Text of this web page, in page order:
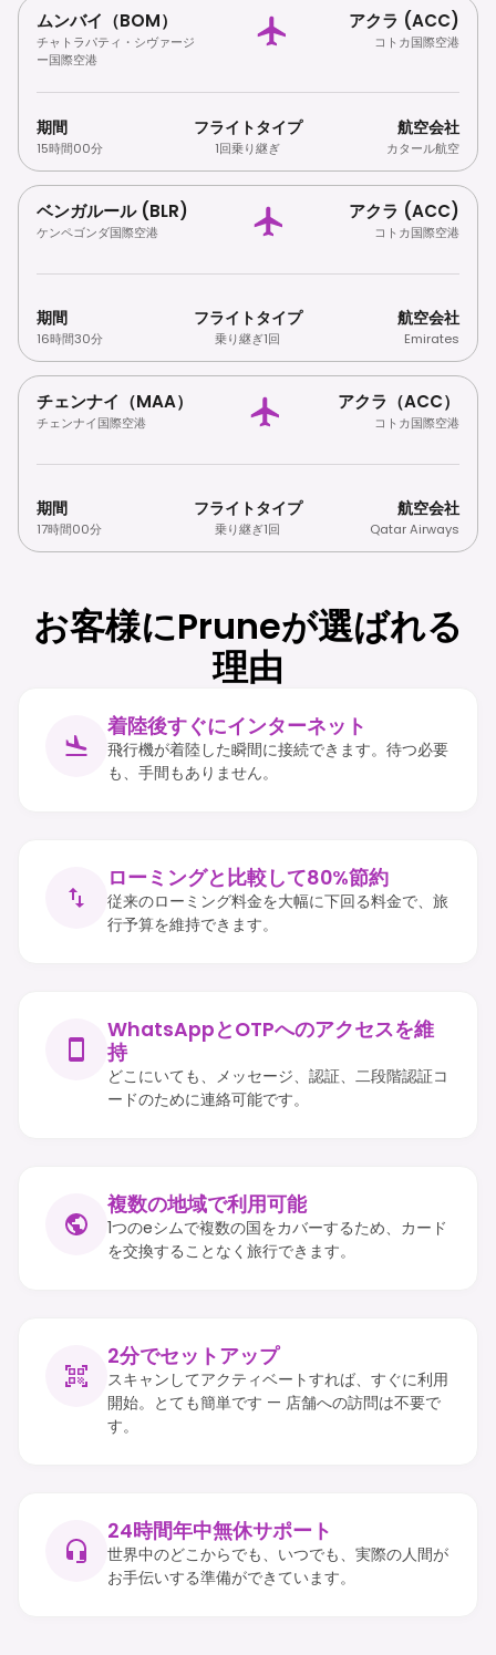
ムンバイ（BOM）
チャトラパティ・シヴァージ
ー国際空港
アクラ (ACC)
コトカ国際空港
期間
15時間00分
フライトタイプ
1回乗り継ぎ
航空会社
カタール航空
ベンガルール (BLR)
ケンペゴンダ国際空港
アクラ (ACC)
コトカ国際空港
期間
16時間30分
フライトタイプ
乗り継ぎ1回
航空会社
Emirates
チェンナイ（MAA）
チェンナイ国際空港
アクラ（ACC）
コトカ国際空港
期間
17時間00分
フライトタイプ
乗り継ぎ1回
航空会社
Qatar Airways
お客様にPruneが選ばれる
理由
着陸後すぐにインターネット
飛行機が着陸した瞬間に接続できます。待つ必要
も、手間もありません。
ローミングと比較して80%節約
従来のローミング料金を大幅に下回る料金で、旅
行予算を維持できます。
WhatsAppとOTPへのアクセスを維
持
どこにいても、メッセージ、認証、二段階認証コ
ードのために連絡可能です。
複数の地域で利用可能
1つのeシムで複数の国をカバーするため、カード
を交換することなく旅行できます。
2分でセットアップ
スキャンしてアクティベートすれば、すぐに利用
開始。とても簡単です — 店舗への訪問は不要で
す。
24時間年中無休サポート
世界中のどこからでも、いつでも、実際の人間が
お手伝いする準備ができています。